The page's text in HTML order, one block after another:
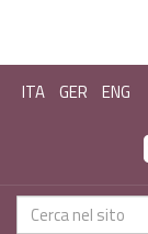
ITA GER ENG